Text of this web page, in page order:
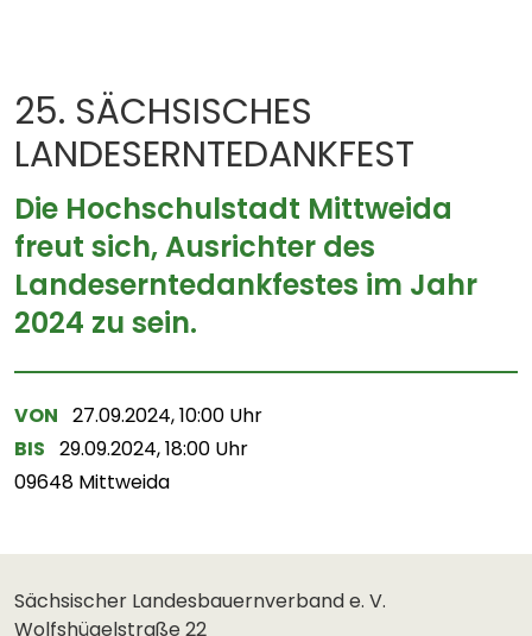
25. SÄCHSISCHES
LANDESERNTEDANKFEST
Die Hochschulstadt Mittweida
freut sich, Ausrichter des
Landeserntedankfestes im Jahr
2024 zu sein.
VON 27.09.2024, 10:00 Uhr
BIS 29.09.2024, 18:00 Uhr
09648 Mittweida
Sächsischer Landesbauernverband e. V.
Wolfshügelstraße 22